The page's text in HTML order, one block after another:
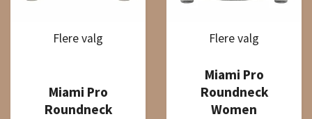
Flere valg
Miami Pro
Roundneck
Flere valg
Miami Pro
Roundneck
Women